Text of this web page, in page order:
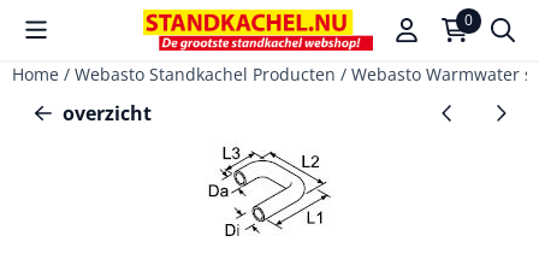
Cookievoorkeuren zijn beschikbaar. Kies instellingen of sta
0
Home / Webasto Standkachel Producten / Webasto Warmwater
overzicht